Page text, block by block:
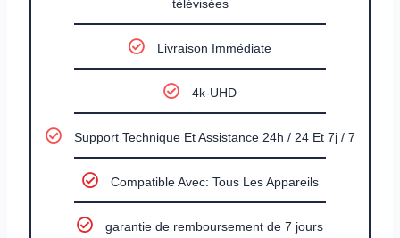
télévisées
Livraison Immédiate
4k-UHD
Support Technique Et Assistance 24h / 24 Et 7j / 7
Compatible Avec: Tous Les Appareils
garantie de remboursement de 7 jours